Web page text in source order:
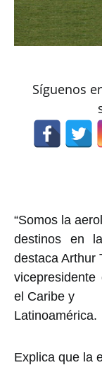
Síguenos
“Somos la
destinos en
destaca Arthur
el Caribe y
Latinoamérica.
Explica que la